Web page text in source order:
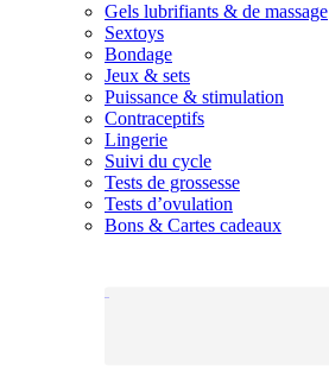
Gels lubrifiants & de massage
Sextoys
Bondage
Jeux & sets
Puissance & stimulation
Contraceptifs
Lingerie
Suivi du cycle
Tests de grossesse
Tests d’ovulation
Bons & Cartes cadeaux